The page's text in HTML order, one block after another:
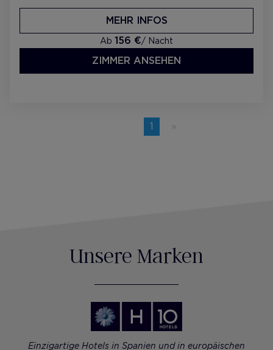
Ab 156 €/ Nacht
MEHR INFOS
ZIMMER ANSEHEN
pageYou're
1
Unsere Marken
Einzigartige Hotels in Spanien und in europäischen